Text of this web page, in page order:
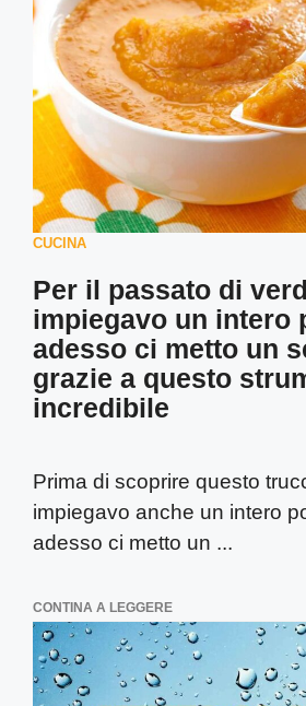
CUCINA
Per il passato di
impiegavo un intero
adesso ci metto un
grazie a questo
incredibile
Prima di scoprire questo
impiegavo anche un intero
adesso ci metto un ...
CONTINA A LEGGERE